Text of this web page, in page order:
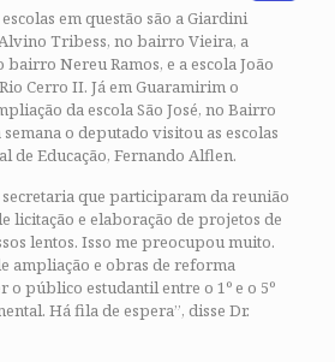
em questão são a Giardini
Tribess, no bairro Vieira, a
bairro Nereu Ramos, e a escola João
Cerro II. Já em Guaramirim o
da escola São José, no Bairro
o deputado visitou as escolas
de Educação, Fernando Alflen.
secretaria que participaram da reunião
licitação e elaboração de projetos de
lentos. Isso me preocupou muito.
ampliação e obras de reforma
o público estudantil entre o 1º e o 5º
Há fila de espera”, disse Dr.